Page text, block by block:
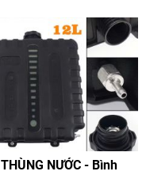
THÙNG NƯỚC - Bình